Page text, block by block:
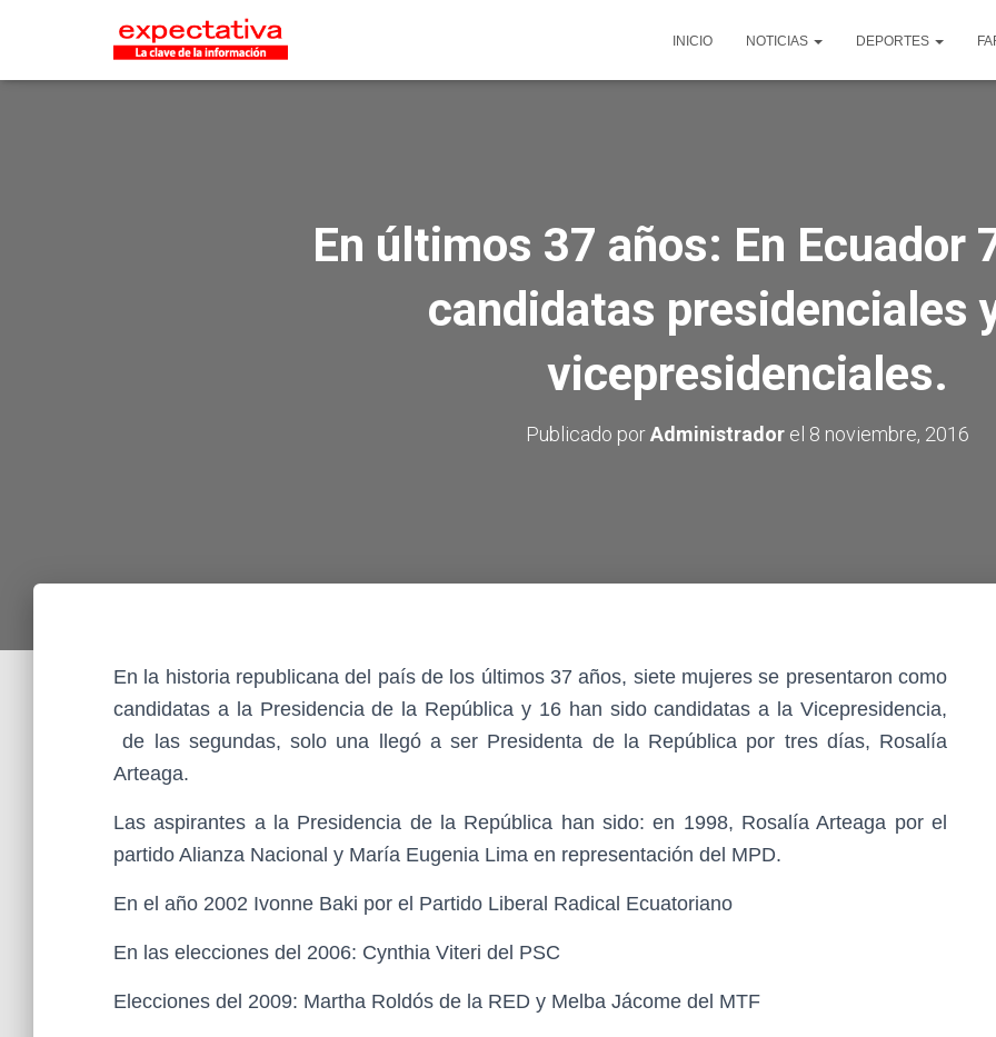
INICIO NOTICIAS DEPORTES
En últimos 37 años: En Ecuador
candidatas presidenciales
vicepresidenciales.
Publicado porAdministradorel 8 noviembre, 2016
En la historia republicana del país de los últimos 37 años, siete mujeres se presentaron como
candidatas a la Presidencia de la República y 16 han sido candidatas a la Vicepresidencia,
de las segundas, solo una llegó a ser Presidenta de la República por tres días, Rosalía
Arteaga.
Las aspirantes a la Presidencia de la República han sido: en 1998, Rosalía Arteaga por el
partido Alianza Nacional y María Eugenia Lima en representación del MPD.
En el año 2002 Ivonne Baki por el Partido Liberal Radical Ecuatoriano
En las elecciones del 2006: Cynthia Viteri del PSC
Elecciones del 2009: Martha Roldós de la RED y Melba Jácome del MTF